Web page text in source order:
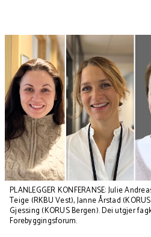
PLANLEGGER KONFERANSE: Julie
Teige (RKBU Vest), Janne Årstad
Gjessing (KORUS Bergen). Dei utgjer
Forebyggingsforum.